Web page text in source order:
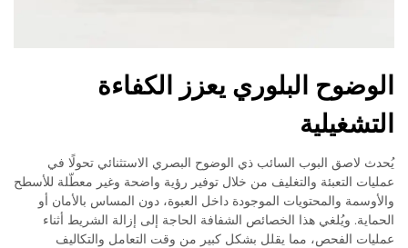
الوضوح البلوري يعزز الكفاءة
التشغيلية
يُحدث لاصق البوب السائب ذي الوضوح البصري الاستثنائي تحولًا في
عمليات التعبئة والتغليف من خلال توفير رؤية واضحة وغير معطّلة للأسطح
والأوسمة والمحتويات الموجودة داخل العبوة، دون المساس بالأمان أو
الحماية. ويُلغي هذا الخصائص الشفافة الحاجة إلى إزالة الشريط أثناء
عمليات الفحص، مما يقلل بشكل كبير من وقت التعامل والتكاليف